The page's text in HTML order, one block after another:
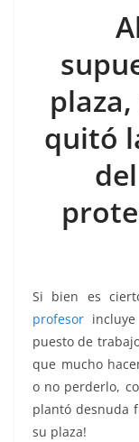
b
o
o
k
er
quitó
Si bien es
profesor
puesto de
que mucho
o no perderlo,
plantó desnuda
su plaza!